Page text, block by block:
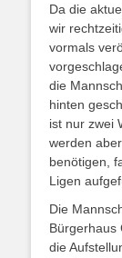
Da die
wir
vormals
die
hinten
ist nur zwei
werden
benötigen,
Ligen
Die
Bürgerhaus
die